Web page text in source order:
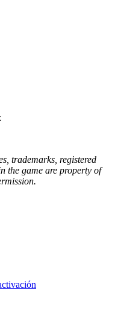
trademarks, registered
the game are property of